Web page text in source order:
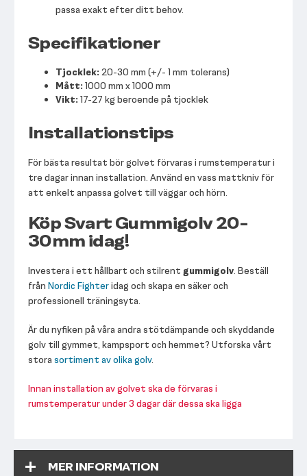
passa exakt efter ditt behov.
Specifikationer
Tjocklek: 20-30 mm (+/- 1 mm tolerans)
Mått: 1000 mm x 1000 mm
Vikt: 17-27 kg beroende på tjocklek
Installationstips
För bästa resultat bör golvet förvaras i rumstemperatur i
tre dagar innan installation. Använd en vass mattkniv för
att enkelt anpassa golvet till väggar och hörn.
Köp Svart Gummigolv 20-
30mm idag!
Investera i ett hållbart och stilrent gummigolv. Beställ
från Nordic Fighteridag och skapa en säker och
professionell träningsyta.
Är du nyfiken på våra andra stötdämpande och skyddande
golv till gymmet, kampsport och hemmet? Utforska vårt
stora sortiment av olika golv.
Innan installation av golvet ska de förvaras i
rumstemperatur under 3 dagar där dessa ska ligga
MER INFORMATION